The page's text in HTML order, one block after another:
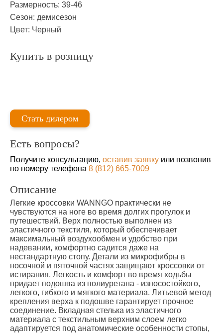
Размерность: 39-46
Сезон: демисезон
Цвет: Черный
Купить в розницу
Стать дилером
Есть вопросы?
Получите консультацию, оставив заявку или позвонив
по номеру телефона 8 (812) 665-7009
Описание
Легкие кроссовки WANNGO практически не
чувствуются на ноге во время долгих прогулок и
путешествий. Верх полностью выполнен из
эластичного текстиля, который обеспечивает
максимальный воздухообмен и удобство при
надевании, комфортно садится даже на
нестандартную стопу. Детали из микрофибры в
носочной и пяточной частях защищают кроссовки от
истирания. Легкость и комфорт во время ходьбы
придает подошва из полиуретана - износостойкого,
легкого, гибкого и мягкого материала. Литьевой метод
крепления верха к подошве гарантирует прочное
соединение. Вкладная стелька из эластичного
материала с текстильным верхним слоем легко
адаптируется под анатомические особенности стопы,